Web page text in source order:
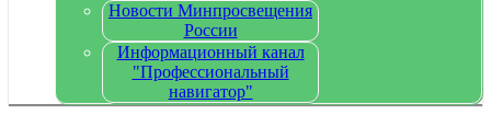
Новости Минпросвещения
России
Информационный канал
"Профессиональный
навигатор"